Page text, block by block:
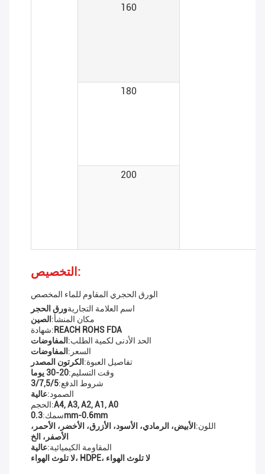
160
180
200
التخصيص:
الورق الحجري المقاوم للماء المخصص
اسم العلامة التجاريةورق الحجر
مكان المنشأ: الصين
شهادة: REACH ROHS FDA
الحد الأدنى لكمية الطلب: المفاوضات
السعر: المفاوضات
تفاصيل العبوة: الكرتون المصدر
وقت التسليم:20-30 يوما
شروط الدفع:3/7,5/5
الصمود:عالية
الحجم:A4, A3, A2, A1, A0
سمك:0.3mm-0.6mm
اللون: الأبيض، الرمادي، الأسود، الأزرق، الأخضر، الأحمر،
الأصفر، الخ
المقاومة الكيميائية:عالية
لا تلوث الهواء، HDPE، لا تلوث الهواء